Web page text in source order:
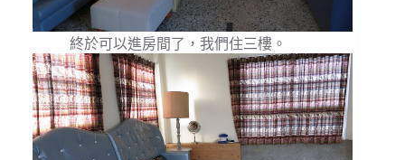
終於可以進房間了，我們住三樓。